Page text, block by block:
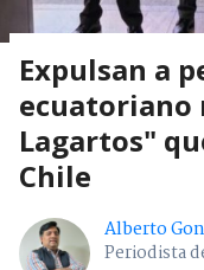
Expulsan a
ecuatoriano
Lagartos"
Chile
Alberto
Periodista